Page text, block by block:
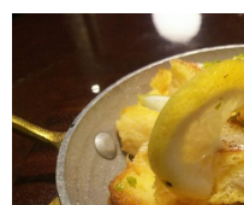
ショッピング